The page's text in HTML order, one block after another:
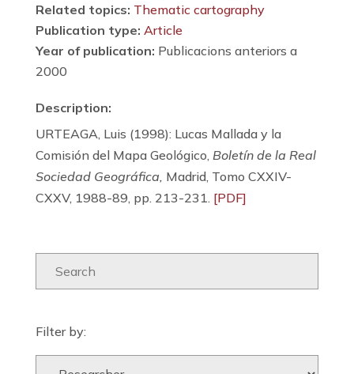
Related topics: Thematic cartography
Publication type: Article
Year of publication: Publicacions anteriors a
2000
Description:
URTEAGA, Luis (1998): Lucas Mallada y la
Comisión del Mapa Geológico, Boletín de la Real
Sociedad Geográfica, Madrid, Tomo CXXIV-
CXXV, 1988-89, pp. 213-231. [PDF]
Filter by: